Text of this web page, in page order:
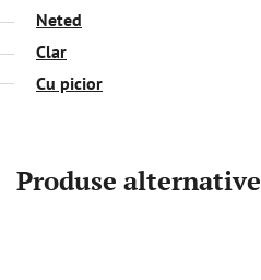
Neted
Clar
Cu picior
Produse alternative